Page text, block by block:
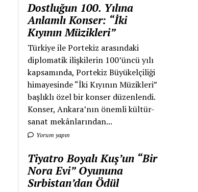
Dostluğun 100. Yılına
Anlamlı Konser: “İki
Kıyının Müzikleri”
Türkiye ile Portekiz arasındaki
diplomatik ilişkilerin 100’üncü yılı
kapsamında, Portekiz Büyükelçiliği
himayesinde “İki Kıyının Müzikleri”
başlıklı özel bir konser düzenlendi.
Konser, Ankara’nın önemli kültür-
sanat mekânlarından...
Yorum yapın
Tiyatro Boyalı Kuş’un “Bir
Nora Evi” Oyununa
Sırbistan’dan Ödül